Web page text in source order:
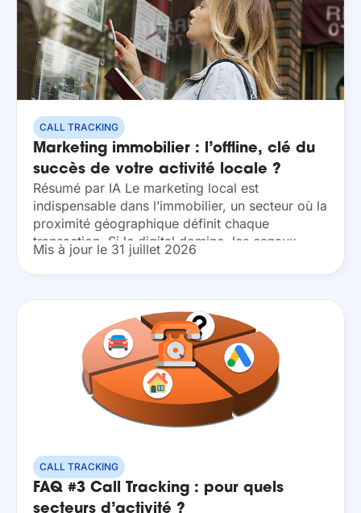
CALL TRACKING
Marketing immobilier : l’offline, clé du
succès de votre activité locale ?
Résumé par IA Le marketing local est
indispensable dans l’immobilier, un secteur où la
proximité géographique définit chaque
transaction. Si le digital domine, les canaux
offline comme le print ou la radio restent les
piliers du...
Mis à jour le 31 juillet 2026
CALL TRACKING
FAQ #3 Call Tracking : pour quels
secteurs d’activité ?